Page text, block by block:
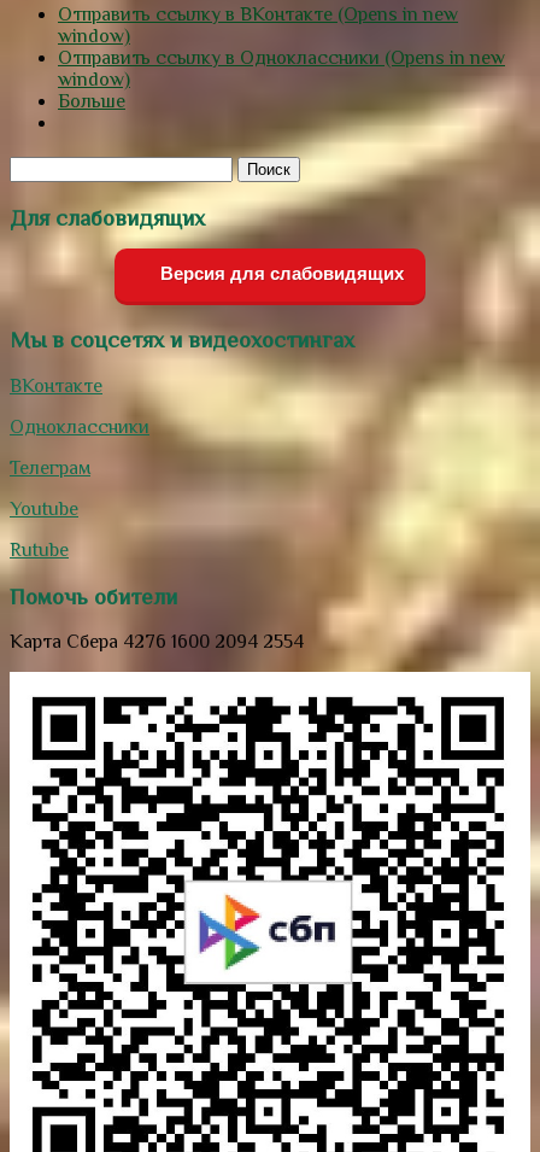
Отправить ссылку в ВКонтакте (Opens in new
window)
Отправить ссылку в Одноклассники (Opens in new
window)
Больше
Для слабовидящих
Версия для слабовидящих
Мы в соцсетях и видеохостингах
ВКонтакте
Одноклассники
Телеграм
Youtube
Rutube
Помочь обители
Карта Сбера 4276 1600 2094 2554